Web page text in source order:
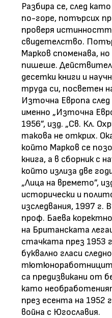
Разбира се, след
по-горе, потърсих
проверя
свидетелство.
Марков споменава,
пишеше.
десетки книги и
труда си, посветен
Източна Европа
именно „Източна
1956”, изд. „Св. Кл.
такова не открих.
който Марков се
книга, а в сборник с
който излиза две
„Лица на времето”,
исторически и
изследвания, 1997 г.
проф. Баева
на Британската
стачката през 1953
буквално гласи
са предизвикани от
като
през есента на 1952
война с Югославия.